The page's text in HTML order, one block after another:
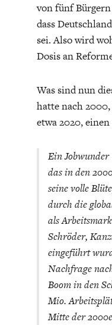
von fünf
dass
sei. Also wird
Dosis an
Was sind nun
hatte nach
etwa 2020,
Ein
das in den
seine volle
durch die
als
Schröder,
eingeführt
Nachfrage
Boom in den
Mio.
Mitte der